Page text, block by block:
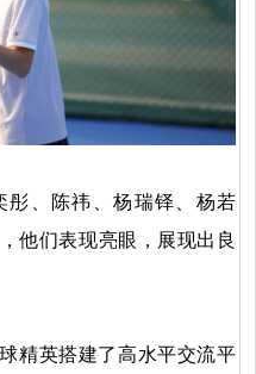
、陈祎、杨瑞铎、杨若
他们表现亮眼，展现出良
英搭建了高水平交流平